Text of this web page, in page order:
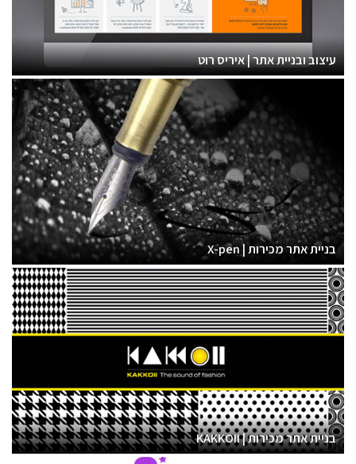
עיצוב ובניית אתר | איריס רוט
בניית אתר מכירות | X-pen
בניית אתר מכירות | KAKKOII